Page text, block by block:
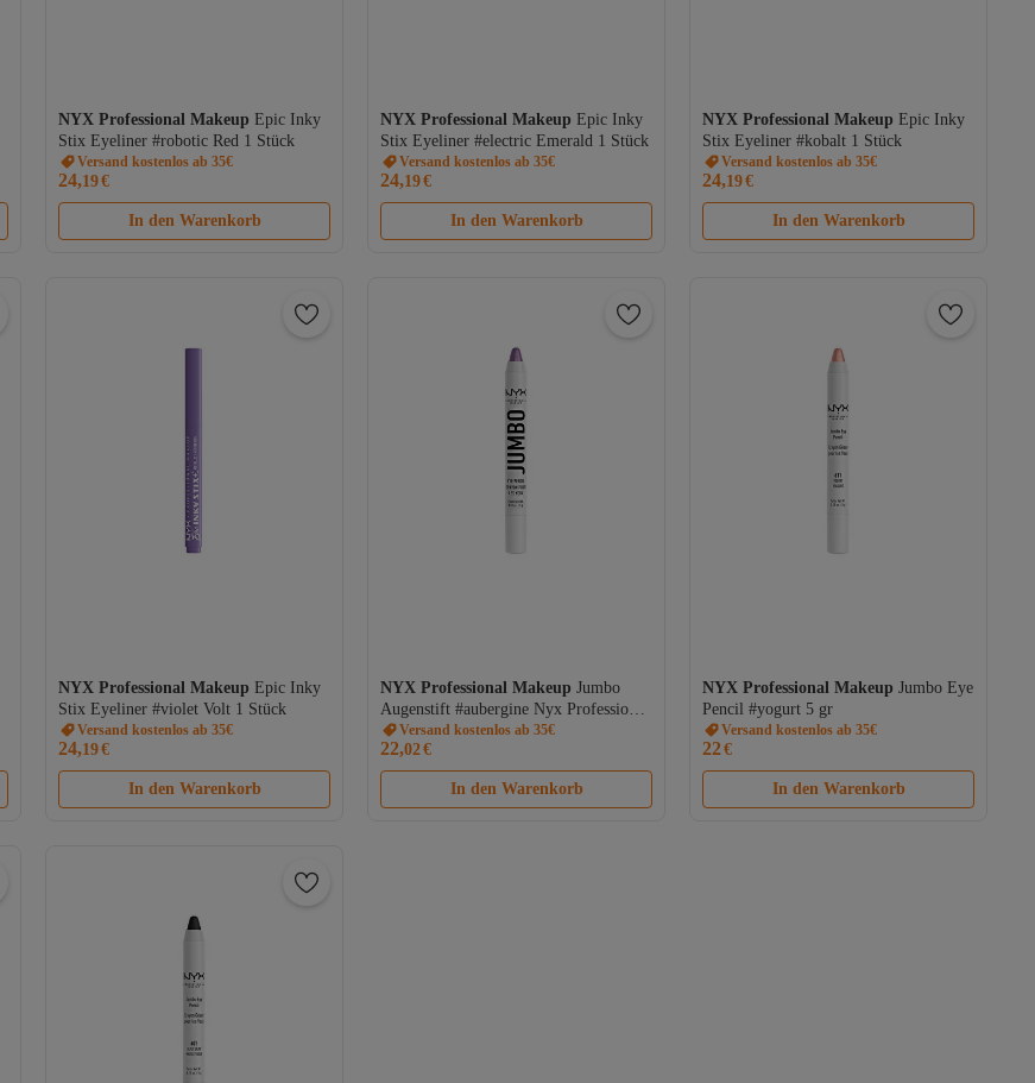
NYX Professional Makeup Epic Inky
Stix Eyeliner #robotic Red 1 Stück
Versand kostenlos ab 35€
24,19€
In den Warenkorb
NYX Professional Makeup Epic Inky
Stix Eyeliner #electric Emerald 1 Stück
Versand kostenlos ab 35€
24,19€
In den Warenkorb
NYX Professional Makeup Epic Inky
Stix Eyeliner #kobalt 1 Stück
Versand kostenlos ab 35€
24,19€
In den Warenkorb
NYX Professional Makeup Epic Inky
Stix Eyeliner #violet Volt 1 Stück
Versand kostenlos ab 35€
24,19€
In den Warenkorb
NYX Professional Makeup Jumbo
Augenstift #aubergine Nyx Professional
Make Up 5 gr
Versand kostenlos ab 35€
22,02€
In den Warenkorb
NYX Professional Makeup Jumbo Eye
Pencil #yogurt 5 gr
Versand kostenlos ab 35€
22€
In den Warenkorb